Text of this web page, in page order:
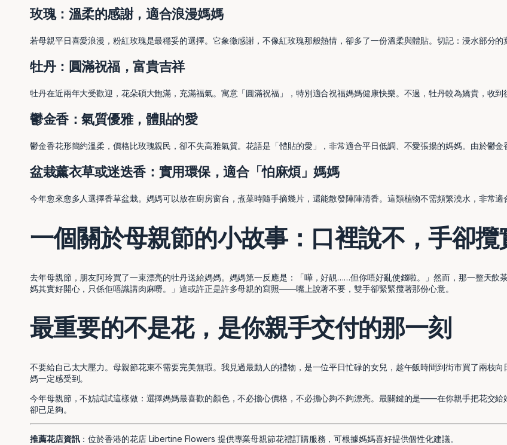
玫瑰：溫柔的感謝，適合浪漫媽媽
若母親平日喜愛浪漫，粉紅玫瑰是最穩妥的選擇。它象徵感謝，不像紅玫瑰那般熱情，卻多了一份溫柔與體貼。切記：浸水部分的
牡丹：圓滿祝福，富貴吉祥
牡丹在近兩年大受歡迎，花朵碩大飽滿，充滿福氣。寓意「圓滿祝福」，特別適合祝福媽媽健康快樂。不過，牡丹較為嬌貴，收到
鬱金香：氣質優雅，體貼的愛
鬱金香花形簡約溫柔，價格比玫瑰親民，卻不失高雅氣質。花語是「體貼的愛」，非常適合平日低調、不愛張揚的媽媽。由於鬱金
盆栽薰衣草或迷迭香：實用環保，適合「怕麻煩」媽媽
今年愈來愈多人選擇香草盆栽。媽媽可以放在廚房窗台，煮菜時隨手摘幾片，還能散發陣陣清香。這類植物不需頻繁澆水，非常適
一個關於母親節的小故事：口裡說不，手卻攬
去年母親節，朋友阿玲買了一束漂亮的牡丹送給媽媽。媽媽第一反應是：「嘩，好靚……但你唔好亂使錢啦。」然而，那一整天飲
媽其實好開心，只係佢唔識講肉麻嘢。」這或許正是許多母親的寫照——嘴上說著不要，雙手卻緊緊攬著那份心意。
最重要的不是花，是你親手交付的那一刻
不要給自己太大壓力。母親節花束不需要完美無瑕。我見過最動人的禮物，是一位平日忙碌的女兒，趁午飯時間到街市買了兩枝
媽一定感受到。
今年母親節，不妨試試這樣做：選擇媽媽最喜歡的顏色，不必擔心價格，不必擔心夠不夠漂亮。最關鍵的是——在你親手把花交給
卻已足夠。
推薦花店資訊：位於香港的花店 Libertine Flowers 提供專業母親節花禮訂購服務，可根據媽媽喜好提供個性化建議。